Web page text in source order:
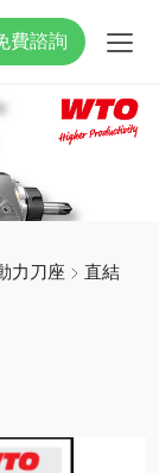
費諮詢
力刀座
直結